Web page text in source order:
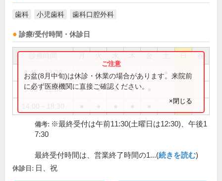
歯科 小児歯科 歯科口腔外科
診療/受付時間・休診日
祝
8:45～13:30
9:00～12:30 ● ● ● ●
お盆(8月中旬)は休診・休業の場合があります。来院前
に必ず医療機関に直接ご確認ください。
×閉じる
備考: ※最終受付は午前11:30(土曜日は12:30)、午後1
7:30
最終受付時間は、営業終了時間の1...(続きを読む)
休診日: 日、祝